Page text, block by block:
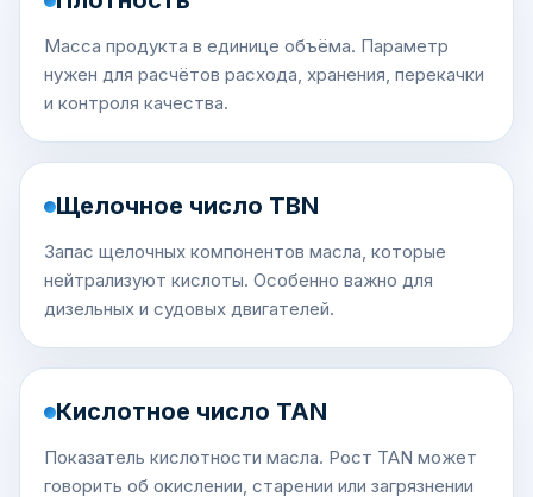
Масса продукта в единице объёма. Параметр
нужен для расчётов расхода, хранения, перекачки
и контроля качества.
Щелочное число TBN
Запас щелочных компонентов масла, которые
нейтрализуют кислоты. Особенно важно для
дизельных и судовых двигателей.
Кислотное число TAN
Показатель кислотности масла. Рост TAN может
говорить об окислении, старении или загрязнении